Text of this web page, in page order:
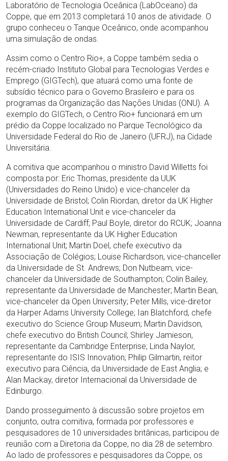
Laboratório de Tecnologia Oceânica (LabOceano) da
Coppe, que em 2013 completará 10 anos de atividade. O
grupo conheceu o Tanque Oceânico, onde acompanhou
uma simulação de ondas.
Assim como o Centro Rio+, a Coppe também sedia o
recém-criado Instituto Global para Tecnologias Verdes e
Emprego (GIGTech), que atuará como uma fonte de
subsídio técnico para o Governo Brasileiro e para os
programas da Organização das Nações Unidas (ONU). A
exemplo do GIGTech, o Centro Rio+ funcionará em um
prédio da Coppe localizado no Parque Tecnológico da
Universidade Federal do Rio de Janeiro (UFRJ), na Cidade
Universitária.
A comitiva que acompanhou o ministro David Willetts foi
composta por: Eric Thomas, presidente da UUK
(Universidades do Reino Unido) e vice-chanceler da
Universidade de Bristol; Colin Riordan, diretor da UK Higher
Education International Unit e vice-chanceler da
Universidade de Cardiff; Paul Boyle, diretor do RCUK; Joanna
Newman, representante da UK Higher Education
International Unit; Martin Doel, chefe executivo da
Associação de Colégios; Louise Richardson, vice-chanceller
da Universidade de St. Andrews; Don Nutbeam, vice-
chanceler da Universidade de Southampton; Colin Bailey,
representante da Universidade de Manchester; Martin Bean,
vice-chanceler da Open University; Peter Mills, vice-diretor
da Harper Adams University College; Ian Blatchford, chefe
executivo do Science Group Museum; Martin Davidson,
chefe executivo do British Council; Shirley Jamieson,
representante da Cambridge Enterprise; Linda Naylor,
representante do ISIS Innovation; Philip Gilmartin, reitor
executivo para Ciência, da Universidade de East Anglia; e
Alan Mackay, diretor Internacional da Universidade de
Edinburgo.
Dando prosseguimento à discussão sobre projetos em
conjunto, outra comitiva, formada por professores e
pesquisadores de 10 universidades britânicas, participou de
reunião com a Diretoria da Coppe, no dia 28 de setembro.
Ao lado de professores e pesquisadores da Coppe, os